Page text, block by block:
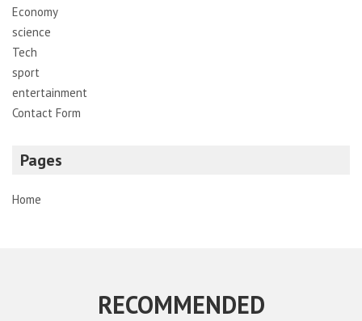
Economy
science
Tech
sport
entertainment
Contact Form
Pages
Home
RECOMMENDED